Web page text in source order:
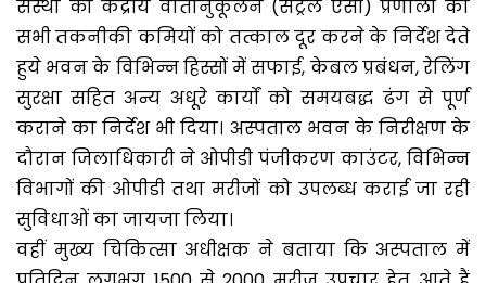
संस्था को केंद्रीय वातानुकूलन (सेंट्रल एसी) प्रणाली की
सभी तकनीकी कमियों को तत्काल दूर करने के निर्देश देते
हुये भवन के विभिन्न हिस्सों में सफाई, केबल प्रबंधन, रेलिंग
सुरक्षा सहित अन्य अधूरे कार्यों को समयबद्ध ढंग से पूर्ण
कराने का निर्देश भी दिया। अस्पताल भवन के निरीक्षण के
दौरान जिलाधिकारी ने ओपीडी पंजीकरण काउंटर, विभिन्न
विभागों की ओपीडी तथा मरीजों को उपलब्ध कराई जा रही
सुविधाओं का जायजा लिया।
वहीं मुख्य चिकित्सा अधीक्षक ने बताया कि अस्पताल में